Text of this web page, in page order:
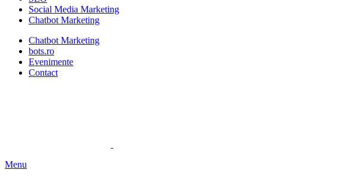
Social Media Marketing
Chatbot Marketing
Chatbot Marketing
bots.ro
Evenimente
Contact
Menu